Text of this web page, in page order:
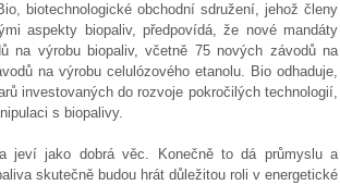
biotechnologické obchodní sdružení, jehož členy
aspekty biopaliv, předpovídá, že nové mandáty
na výrobu biopaliv, včetně 75 nových závodů na
na výrobu celulózového etanolu. Bio odhaduje,
investovaných do rozvoje pokročilých technologií,
s biopalivy.
jeví jako dobrá věc. Konečně to dá průmyslu a
skutečně budou hrát důležitou roli v energetické